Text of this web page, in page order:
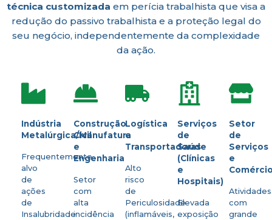
técnica customizada em perícia trabalhista que visa a
redução do passivo trabalhista e a proteção legal do
seu negócio, independentemente da complexidade
da ação.
Indústria
Metalúrgica/Manufatura
Frequentemente
alvo
de
ações
de
Insalubridade
Construção
Civil
e
Engenharia
Setor
com
alta
incidência
Logística
e
Transportadoras
Alto
risco
de
Periculosidade
(inflamáveis,
Serviços
de
Saúde
(Clínicas
e
Hospitais)
Elevada
exposição
Setor
de
Serviços
e
Atividades
com
grande